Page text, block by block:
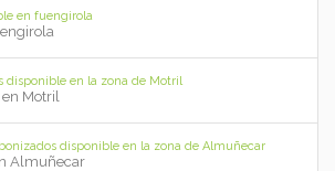
en fuengirola
disponible en la zona de Motril
Motril
disponible en la zona de Almuñecar
Almuñecar